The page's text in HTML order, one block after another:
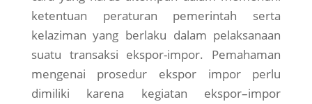
ketentuan peraturan pemerintah serta
kelaziman yang berlaku dalam pelaksanaan
suatu transaksi ekspor-impor. Pemahaman
mengenai prosedur ekspor impor perlu
dimiliki karena kegiatan ekspor–impor